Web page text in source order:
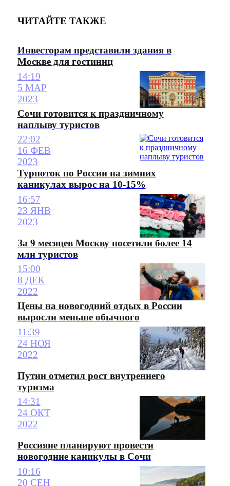
ЧИТАЙТЕ ТАКЖЕ
Инвесторам представили здания в
Москве для гостиниц
14:19
5 МАР
2023
Сочи готовится к праздничному
наплыву туристов
22:02
16 ФЕВ
2023
Турпоток по России на зимних
каникулах вырос на 10-15%
16:57
23 ЯНВ
2023
За 9 месяцев Москву посетили более 14
млн туристов
15:00
8 ДЕК
2022
Цены на новогодний отдых в России
выросли меньше обычного
11:39
24 НОЯ
2022
Путин отметил рост внутреннего
туризма
14:31
24 ОКТ
2022
Россияне планируют провести
новогодние каникулы в Сочи
10:16
20 СЕН